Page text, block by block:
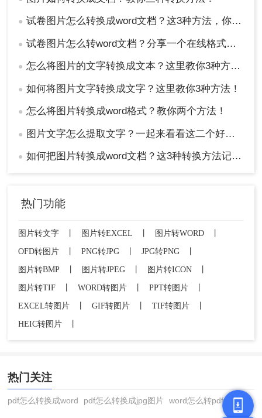
● 试卷图片怎么转换成word文档？这3种方法，你一定要知道！
● 试卷图片怎么转word文档？分享一个在线格式转换的方法！
● 怎么将图片的文字转换成文本？这里教你3种方法！
● 如何将图片文字转换成文字？这里教你3种方法！
● 怎么将图片转换成word格式？教你两个方法！
● 图片文字怎么提取文字？一起来看看这二个好用的方法！
● 如何把图片转换成word文档？这3种转换方法记得收藏！
热门功能
图片转文字 图片转EXCEL 图片转WORD
OFD转图片
PNG转JPG JPG转PNG
图片转BMP
图片转JPEG 图片转ICON
图片转TIF
WORD转图片 PPT转图片
EXCEL转图片
GIF转图片 TIF转图片
HEIC转图片
热门关注
pdf怎么转换成word pdf怎么转换成jpg图片 word怎么转pdf